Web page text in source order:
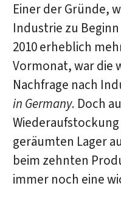
Einer der Gründe,
Industrie zu
2010 erheblich
Vormonat, war die
Nachfrage nach
in Germany. Doch
geräumten Lager
beim zehnten
immer noch eine